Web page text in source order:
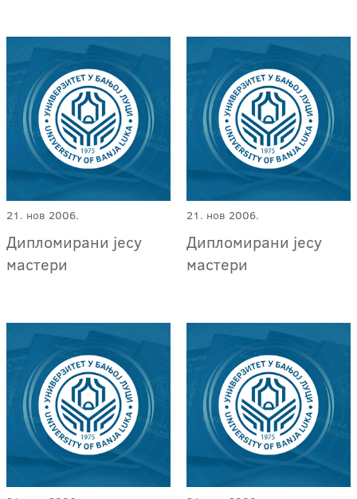
21. нов 2006.
Дипломирани јесу
мастери
21. нов 2006.
Дипломирани јесу
мастери